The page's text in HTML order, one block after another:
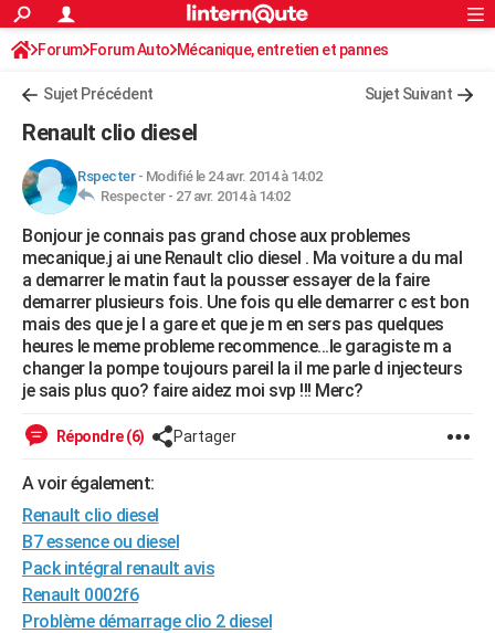
ACTUALITÉS
Politique
Société
Faits Divers
Education
Monde
Villes
+
FINANCE
Retraite
Impôts
Epargne
Immobilier
Risques naturels par ville
Banque
Assurance
Crédit
AUTO
Essais
Réserver un essai
Citadines
Berlines
SUV
Forum auto
+HIGH-TECH
Mobiles
Meilleur smartphone
Internet
Ordinateurs
Jeux vidéo
Guide high-tech
+BRICOLAGE
Forum
Aménagement intérieur
Extérieur
Cuisine
Salle de bains
Jardinage
Rangement
WEEK-END
Guides de France
Escapades
Patrimoine
Expositions
Musées
Week-end nature
+LIFESTYLE
Art de vivre
Bien-être
Loisirs
Mode
Modes de vie
SANTE
VOYAGE
Destinations
City break
Voyage nature
Voyage de noces
Forum
Climat
PHOTO
GUIDES D'ACHAT
BONS PLANS
Rechercher
S'inscrire
Connexion
Forum Forum Auto Mécanique, entretien et pannes
Sujet Précédent Sujet Suivant
Renault clio diesel
Rspecter- Modifié le 24 avr. 2014 à 14:02
Respecter - 27 avr. 2014 à 14:02
Bonjour je connais pas grand chose aux problemes
mecanique.j ai une Renault clio diesel . Ma voiture a du mal
a demarrer le matin faut la pousser essayer de la faire
demarrer plusieurs fois. Une fois qu elle demarrer c est bon
mais des que je l a gare et que je m en sers pas quelques
heures le meme probleme recommence...le garagiste m a
changer la pompe toujours pareil la il me parle d injecteurs
je sais plus quo? faire aidez moi svp !!! Merc?
Répondre (6) Partager
A voir également:
Renault clio diesel
B7 essence ou diesel
Pack intégral renault avis
Renault 0002f6
Problème démarrage clio 2 diesel